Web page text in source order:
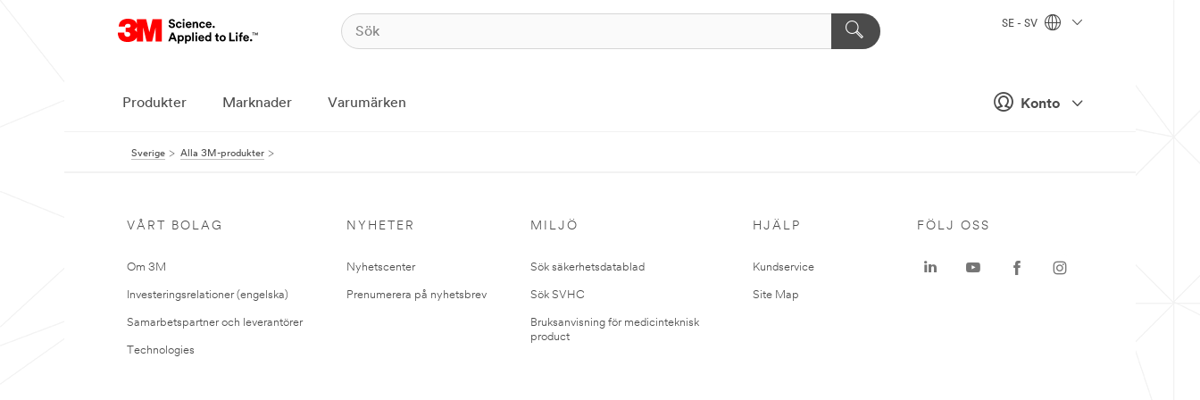
Konto
SE - SV
Produkter Marknader Varumärken
Sverige Alla 3M-produkter
VÅRT BOLAG
Om 3M
Investeringsrelationer (engelska)
Samarbetspartner och leverantörer
Technologies
NYHETER
Nyhetscenter
Prenumerera på nyhetsbrev
MILJÖ
Sök säkerhetsdatablad
Sök SVHC
Bruksanvisning för medicinteknisk
product
HJÄLP
Kundservice
Site Map
FÖLJ OSS